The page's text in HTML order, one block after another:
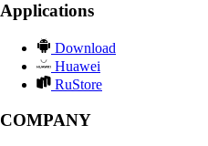
Applications
Download
Huawei
RuStore
COMPANY